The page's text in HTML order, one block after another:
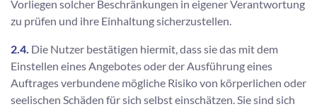
Vorliegen solcher Beschränkungen in eigener Verantwortung
zu prüfen und ihre Einhaltung sicherzustellen.
2.4. Die Nutzer bestätigen hiermit, dass sie das mit dem
Einstellen eines Angebotes oder der Ausführung eines
Auftrages verbundene mögliche Risiko von körperlichen oder
seelischen Schäden für sich selbst einschätzen. Sie sind sich